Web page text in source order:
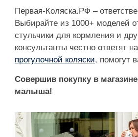
Первая-Коляска.РФ –
Выбирайте из 1000+ моделей
стульчики для кормления и
консультанты честно ответят
прогулочной коляски, помогут
Совершив покупку в
малыша!